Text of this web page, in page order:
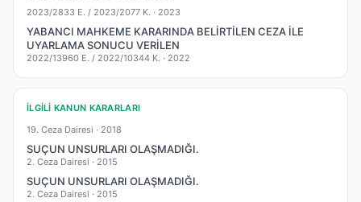
2023/2833 E. / 2023/2077 K. · 2023
YABANCI MAHKEME KARARINDA BELİRTİLEN CEZA İLE
UYARLAMA SONUCU VERİLEN
2022/13960 E. / 2022/10344 K. · 2022
İLGILI KANUN KARARLARI
19. Ceza Dairesi · 2018
SUÇUN UNSURLARI OLAŞMADIĞI.
2. Ceza Dairesi · 2015
SUÇUN UNSURLARI OLAŞMADIĞI.
2. Ceza Dairesi · 2015